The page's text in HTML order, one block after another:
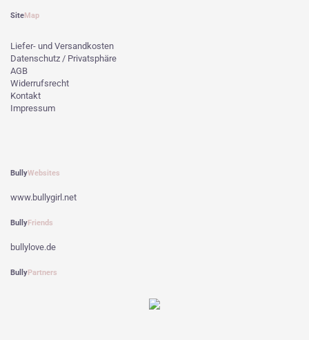
SiteMap
Liefer- und Versandkosten
Datenschutz / Privatsphäre
AGB
Widerrufsrecht
Kontakt
Impressum
BullyWebsites
www.bullygirl.net
BullyFriends
bullylove.de
BullyPartners